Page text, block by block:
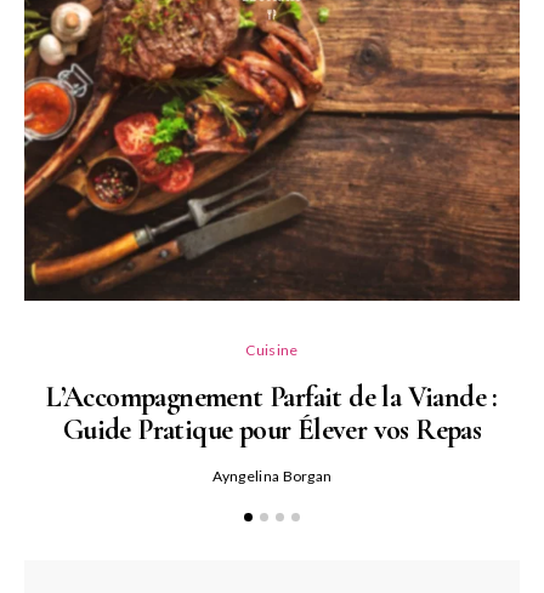
Cuisine
L’Accompagnement Parfait de la Viande :
Guide Pratique pour Élever vos Repas
Ayngelina Borgan